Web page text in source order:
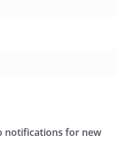
notifications for new